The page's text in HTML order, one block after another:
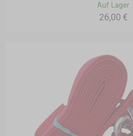
Auf Lager
26,00 €